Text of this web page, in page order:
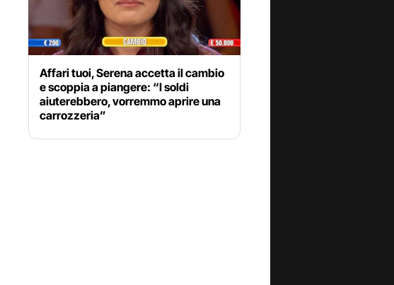
Affari tuoi, Serena accetta il cambio
e scoppia a piangere: “I soldi
aiuterebbero, vorremmo aprire una
carrozzeria”